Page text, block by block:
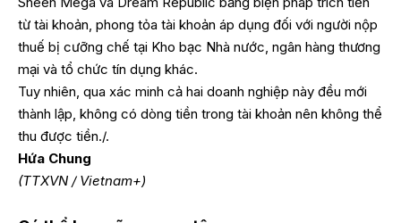
từ tài khoản, phong tỏa tài khoản áp dụng đối với người nộp
thuế bị cưỡng chế tại Kho bạc Nhà nước, ngân hàng thương
mại và tổ chức tín dụng khác.
Tuy nhiên, qua xác minh cả hai doanh nghiệp này đều mới
thành lập, không có dòng tiền trong tài khoản nên không thể
thu được tiền./.
Hứa Chung
(TTXVN / Vietnam+)